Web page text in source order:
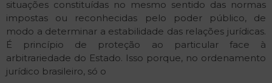
situações constituídas no mesmo sentido das normas
impostas ou reconhecidas pelo poder público, de
modo a determinar a estabilidade das relações jurídicas.
É princípio de proteção ao particular face à
arbitrariedade do Estado. Isso porque, no ordenamento
jurídico brasileiro, só o